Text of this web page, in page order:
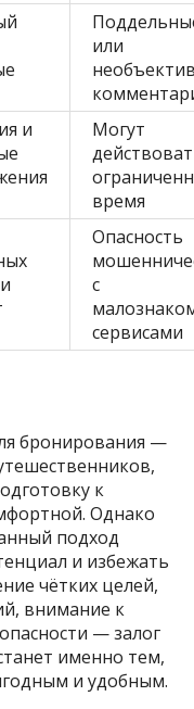
или
и
Могут
время
Опасность
с
сервисами
бронирования —
к
Однако
подход
и избежать
чётких целей,
внимание к
— залог
именно тем,
и удобным.